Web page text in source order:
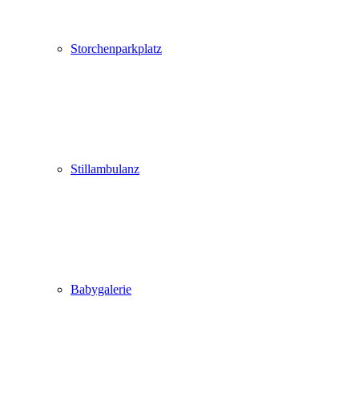
Storchenparkplatz
Stillambulanz
Babygalerie